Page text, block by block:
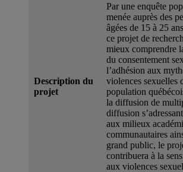
Description du
projet
Par une enquête
menée auprès des
âgées de 15 à 25
ce projet de
mieux comprendre
du consentement
l’adhésion aux
violences sexuelles
population
la diffusion de
diffusion
aux milieux
communautaires
grand public, le
contribuera à la
aux violences